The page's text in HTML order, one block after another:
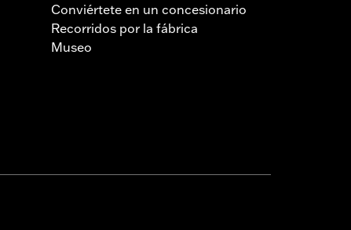
Conviértete en un concesionario
Recorridos por la fábrica
Museo